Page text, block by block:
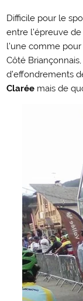
Difficile pour le
entre l’épreuve
l’une comme
Côté
d’effondrements
Clarée mais de